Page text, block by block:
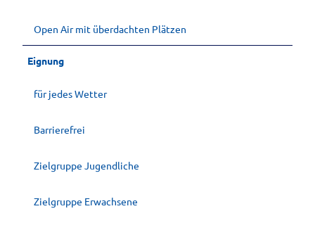
Open Air mit überdachten Plätzen
Eignung
für jedes Wetter
Barrierefrei
Zielgruppe Jugendliche
Zielgruppe Erwachsene